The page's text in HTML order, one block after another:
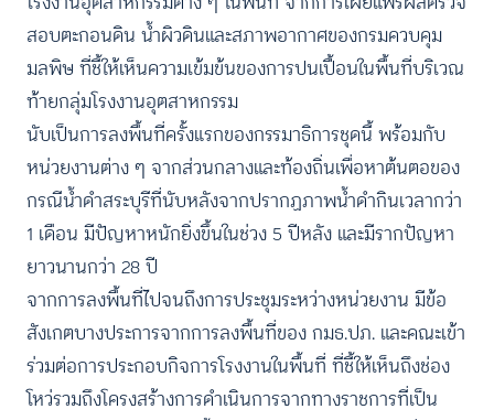
สอบตะกอนดิน น้ำผิวดินและสภาพอากาศของกรมควบคุม
มลพิษ ที่ชี้ให้เห็นความเข้มข้นของการปนเปื้อนในพื้นที่บริเวณ
ท้ายกลุ่มโรงงานอุตสาหกรรม
นับเป็นการลงพื้นที่ครั้งแรกของกรรมาธิการชุดนี้ พร้อมกับ
หน่วยงานต่าง ๆ จากส่วนกลางและท้องถิ่นเพื่อหาต้นตอของ
กรณีน้ำดำสระบุรีที่นับหลังจากปรากฏภาพน้ำดำกินเวลากว่า
1 เดือน มีปัญหาหนักยิ่งขึ้นในช่วง 5 ปีหลัง และมีรากปัญหา
ยาวนานกว่า 28 ปี
จากการลงพื้นที่ไปจนถึงการประชุมระหว่างหน่วยงาน มีข้อ
สังเกตบางประการจากการลงพื้นที่ของ กมธ.ปภ. และคณะเข้า
ร่วมต่อการประกอบกิจการโรงงานในพื้นที่ ที่ชี้ให้เห็นถึงช่อง
โหว่รวมถึงโครงสร้างการดำเนินการจากทางราชการที่เป็น